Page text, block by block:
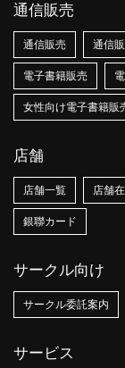
通信販売
通信販売 通信
電子書籍販売
女性向け電子書籍販
店舗
店舗一覧 店舗
銀聯カード
サークル向け
サークル委託案内
サービス